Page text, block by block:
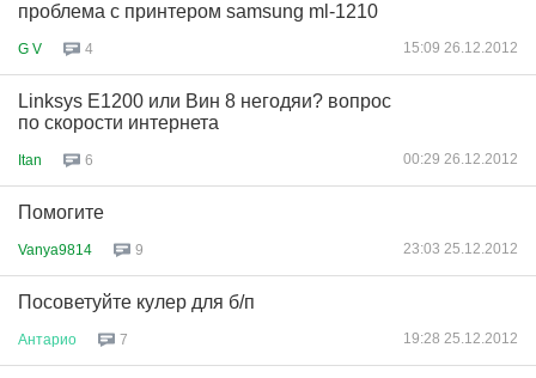
проблема с принтером samsung ml-1210
G V 4 15:09 26.12.2012
Linksys E1200 или Вин 8 негодяи? вопрос
по скорости интернета
Itan 6 00:29 26.12.2012
Помогите
Vanya9814 9 23:03 25.12.2012
Посоветуйте кулер для б/п
Антарио 7 19:28 25.12.2012